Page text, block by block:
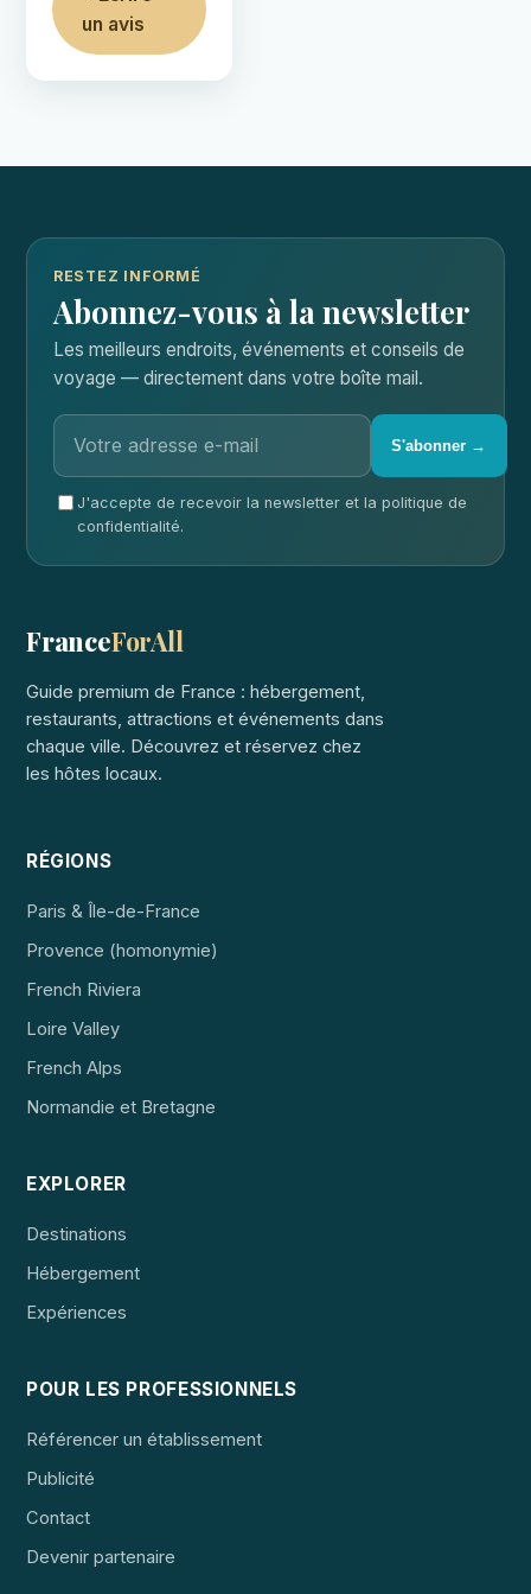
un avis
RESTEZ INFORMÉ
Abonnez-vous à la newsletter
Les meilleurs endroits, événements et conseils de
voyage — directement dans votre boîte mail.
S'abonner →
J'accepte de recevoir la newsletter et la politique de
confidentialité.
FranceForAll
Guide premium de France : hébergement,
restaurants, attractions et événements dans
chaque ville. Découvrez et réservez chez
les hôtes locaux.
RÉGIONS
Paris & Île-de-France
Provence (homonymie)
French Riviera
Loire Valley
French Alps
Normandie et Bretagne
EXPLORER
Destinations
Hébergement
Expériences
POUR LES PROFESSIONNELS
Référencer un établissement
Publicité
Contact
Devenir partenaire